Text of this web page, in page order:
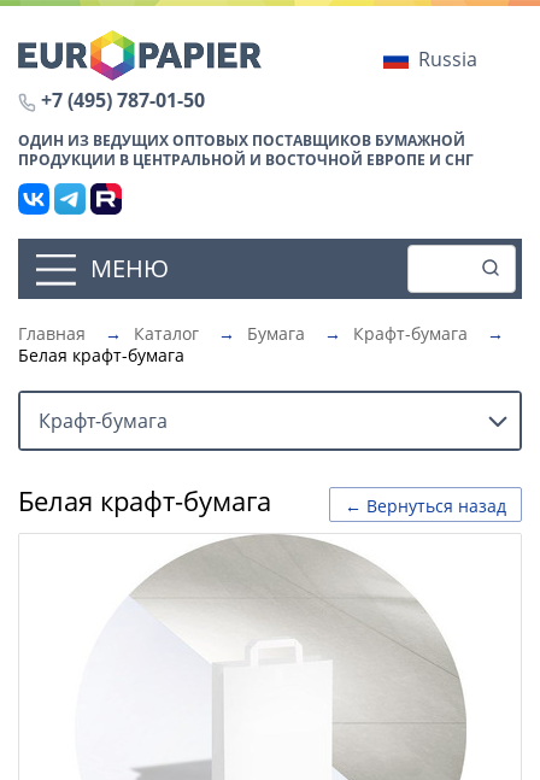
Russia
+7 (495) 787-01-50
ОДИН ИЗ ВЕДУЩИХ ОПТОВЫХ ПОСТАВЩИКОВ БУМАЖНОЙ
ПРОДУКЦИИ В ЦЕНТРАЛЬНОЙ И ВОСТОЧНОЙ ЕВРОПЕ И СНГ
МЕНЮ
Главная → Каталог → Бумага → Крафт-бумага
→
Белая крафт-бумага
Крафт-бумага
← Вернуться назад
Белая крафт-бумага